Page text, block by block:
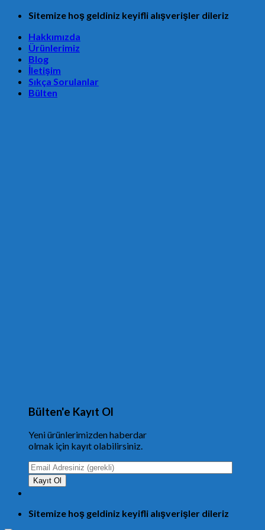
Skip
content
Sitemize hoş geldiniz keyifli alışverişler dileriz
Hakkımızda
Ürünlerimiz
Blog
İletişim
Sıkça Sorulanlar
Bülten
Bülten'e Kayıt Ol
Yeni ürünlerimizden haberdar
olmak için kayıt olabilirsiniz.
Sitemize hoş geldiniz keyifli alışverişler dileriz